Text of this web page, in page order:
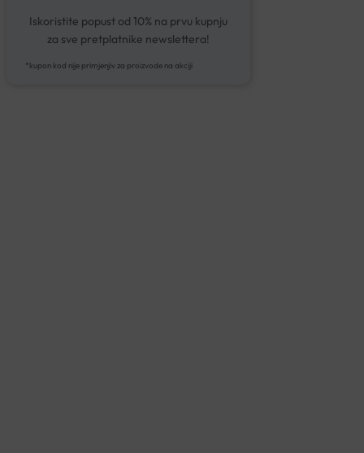
Iskoristite popust od 10% na prvu kupnju
za sve pretplatnike newslettera!
*kupon kod nije primjenjiv za proizvode na akciji